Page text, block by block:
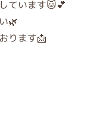
ています🐱💕
🌿
ります📩